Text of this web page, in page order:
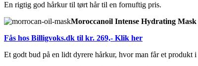
En rigtig god hårkur til tørt hår til en fornuftig pris.
Moroccanoil Intense Hydrating Mask
Fås hos Billigvoks.dk til kr. 269,- Klik her
Et godt bud på en lidt dyrere hårkur, hvor man får et produkt